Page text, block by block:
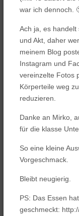
war ich dennoch.
Ach ja, es handelt
und Akt, daher
meinem Blog
Instagram und
vereinzelte Fotos
Körperteile weg
reduzieren.
Danke an Mirko,
für die klasse
So eine kleine
Vorgeschmack.
Bleibt neugierig.
PS: Das Essen
geschmeckt: